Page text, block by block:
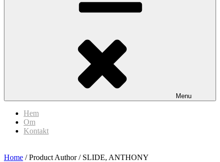
Menu
Hem
Om
Kontakt
Home / Product Author / SLIDE, ANTHONY